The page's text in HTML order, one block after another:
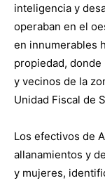
inteligencia y
operaban en el
en innumerables
propiedad,
y vecinos de la
Unidad Fiscal de
Los efectivos de
allanamientos y
y mujeres,